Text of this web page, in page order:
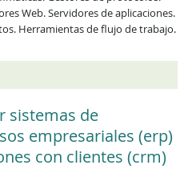
Web. Servidores de aplicaciones.
Herramientas de flujo de trabajo.
sistemas de
empresariales (erp)
con clientes (crm)